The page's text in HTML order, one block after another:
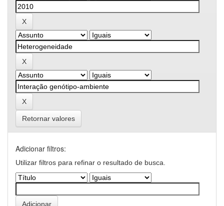
Retornar valores
Adicionar filtros:
Utilizar filtros para refinar o resultado de busca.